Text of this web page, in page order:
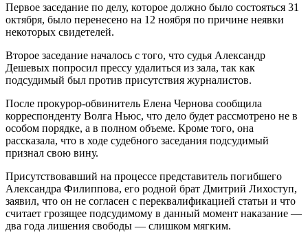
Первое заседание по делу, которое должно было состояться 31
октября, было перенесено на 12 ноября по причине неявки
некоторых свидетелей.
Второе заседание началось с того, что судья Александр
Дешевых попросил прессу удалиться из зала, так как
подсудимый был против присутствия журналистов.
После прокурор-обвинитель Елена Чернова сообщила
корреспонденту Волга Ньюс, что дело будет рассмотрено не в
особом порядке, а в полном объеме. Кроме того, она
рассказала, что в ходе судебного заседания подсудимый
признал свою вину.
Присутствовавший на процессе представитель погибшего
Александра Филиппова, его родной брат Дмитрий Лихоступ,
заявил, что он не согласен с переквалификацией статьи и что
считает грозящее подсудимому в данный момент наказание —
два года лишения свободы — слишком мягким.